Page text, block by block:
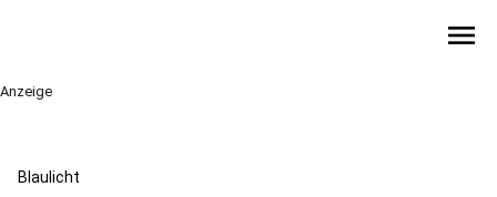
menu
Anzeige
Blaulicht